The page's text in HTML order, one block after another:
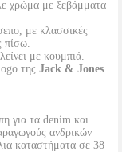
χρώμα με ξεβάμματα
με κλασσικές
πίσω.
με κουμπιά.
της Jack & Jones.
για τα denim και
ανδρικών
καταστήματα σε 38